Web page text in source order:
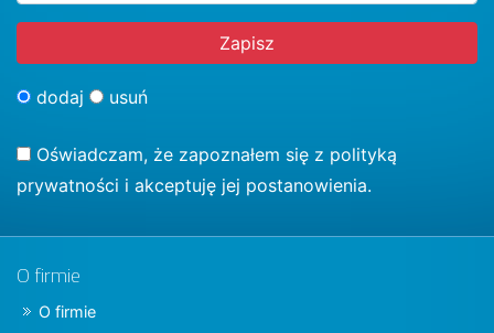
dodaj usuń
Oświadczam, że zapoznałem się z polityką
prywatności i akceptuję jej postanowienia.
O firmie
O firmie